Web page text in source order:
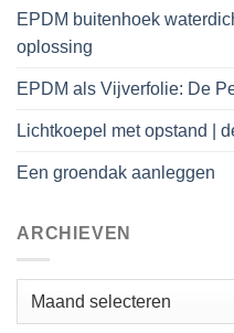
EPDM buitenhoek
oplossing
EPDM als Vijverfolie: De
Lichtkoepel met opstand |
Een groendak aanleggen
ARCHIEVEN
Archieven